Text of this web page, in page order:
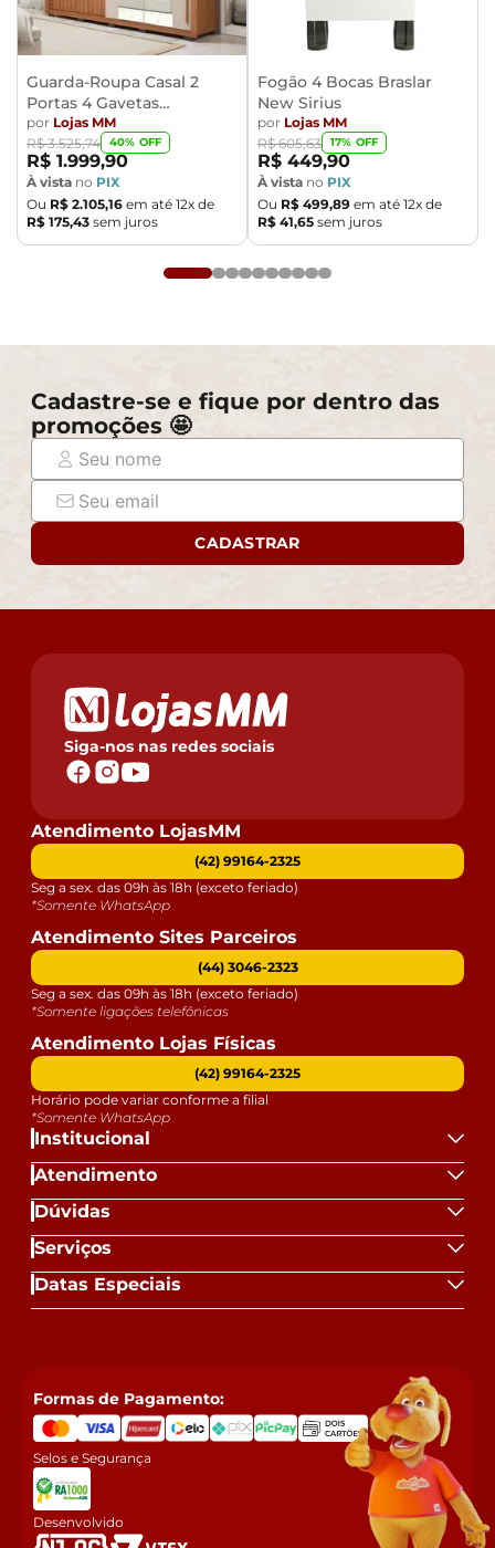
Guarda-Roupa Casal 2
Portas 4 Gavetas
Caemmun Moviment
por Lojas MM
R$ 3.525,74 40% OFF
R$ 1.999,90
À vista no PIX
Ou R$ 2.105,16 em até 12x de
R$ 175,43 sem juros
Fogão 4 Bocas Braslar
New Sirius
por Lojas MM
R$ 605,63 17% OFF
R$ 449,90
À vista no PIX
Ou R$ 499,89 em até 12x de
R$ 41,65 sem juros
Cadastre-se e fique por dentro das
promoções 🤩
CADASTRAR
Siga-nos nas redes sociais
Institucional
Atendimento
Dúvidas
Serviços
Datas Especiais
Atendimento LojasMM
(42) 99164-2325
Seg a sex. das 09h às 18h (exceto feriado)
*Somente WhatsApp
Atendimento Sites Parceiros
(44) 3046-2323
Seg a sex. das 09h às 18h (exceto feriado)
*Somente ligações telefônicas
Atendimento Lojas Físicas
(42) 99164-2325
Horário pode variar conforme a filial
*Somente WhatsApp
Formas de Pagamento:
Selos e Segurança
Desenvolvido